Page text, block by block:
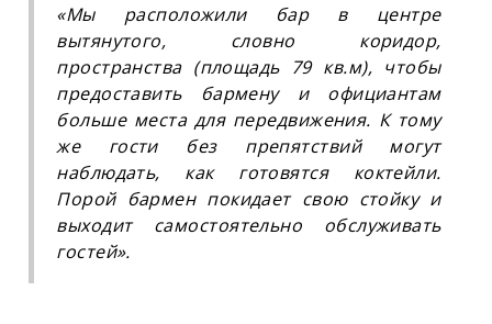
«Мы расположили бар в центре
вытянутого, словно коридор,
пространства (площадь 79 кв.м), чтобы
предоставить бармену и официантам
больше места для передвижения. К тому
же гости без препятствий могут
наблюдать, как готовятся коктейли.
Порой бармен покидает свою стойку и
выходит самостоятельно обслуживать
гостей».